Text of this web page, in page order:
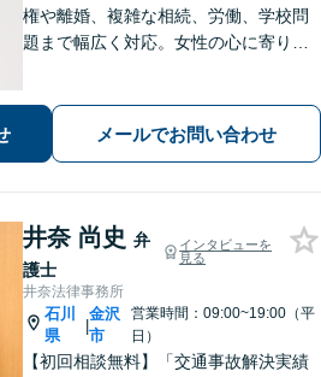
権や離婚、複雑な相続、労働、学校問
題まで幅広く対応。女性の心に寄り添
力でサポートします。お子様連れも歓
迎。まずはじっくりとお話をお聞かせ
メールでお問い合わせ
井奈 尚史 弁
護士
インタビューを
見る
井奈法律事務所
石川
県
|
金沢
市
営業時間：09:00~19:00（平
日）
【初回相談無料】「交通事故解決実績